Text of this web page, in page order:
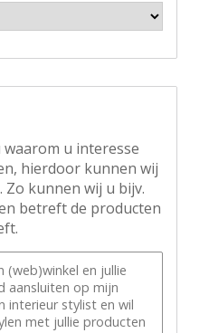
u interesse
hierdoor kunnen wij
Zo kunnen wij u bijv.
betreft de producten